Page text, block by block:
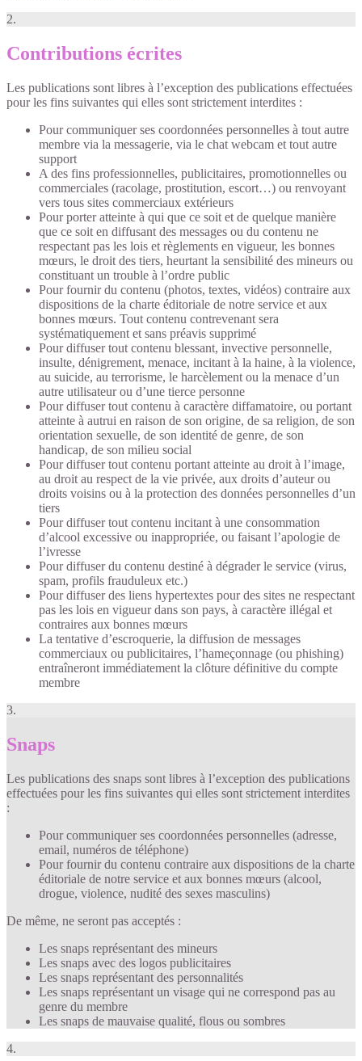
2.
Contributions écrites
Les publications sont libres à l’exception des publications effectuées
pour les fins suivantes qui elles sont strictement interdites :
Pour communiquer ses coordonnées personnelles à tout autre
membre via la messagerie, via le chat webcam et tout autre
support
A des fins professionnelles, publicitaires, promotionnelles ou
commerciales (racolage, prostitution, escort…) ou renvoyant
vers tous sites commerciaux extérieurs
Pour porter atteinte à qui que ce soit et de quelque manière
que ce soit en diffusant des messages ou du contenu ne
respectant pas les lois et règlements en vigueur, les bonnes
mœurs, le droit des tiers, heurtant la sensibilité des mineurs ou
constituant un trouble à l’ordre public
Pour fournir du contenu (photos, textes, vidéos) contraire aux
dispositions de la charte éditoriale de notre service et aux
bonnes mœurs. Tout contenu contrevenant sera
systématiquement et sans préavis supprimé
Pour diffuser tout contenu blessant, invective personnelle,
insulte, dénigrement, menace, incitant à la haine, à la violence,
au suicide, au terrorisme, le harcèlement ou la menace d’un
autre utilisateur ou d’une tierce personne
Pour diffuser tout contenu à caractère diffamatoire, ou portant
atteinte à autrui en raison de son origine, de sa religion, de son
orientation sexuelle, de son identité de genre, de son
handicap, de son milieu social
Pour diffuser tout contenu portant atteinte au droit à l’image,
au droit au respect de la vie privée, aux droits d’auteur ou
droits voisins ou à la protection des données personnelles d’un
tiers
Pour diffuser tout contenu incitant à une consommation
d’alcool excessive ou inappropriée, ou faisant l’apologie de
l’ivresse
Pour diffuser du contenu destiné à dégrader le service (virus,
spam, profils frauduleux etc.)
Pour diffuser des liens hypertextes pour des sites ne respectant
pas les lois en vigueur dans son pays, à caractère illégal et
contraires aux bonnes mœurs
La tentative d’escroquerie, la diffusion de messages
commerciaux ou publicitaires, l’hameçonnage (ou phishing)
entraîneront immédiatement la clôture définitive du compte
membre
3.
Snaps
Les publications des snaps sont libres à l’exception des publications
effectuées pour les fins suivantes qui elles sont strictement interdites
:
Pour communiquer ses coordonnées personnelles (adresse,
email, numéros de téléphone)
Pour fournir du contenu contraire aux dispositions de la charte
éditoriale de notre service et aux bonnes mœurs (alcool,
drogue, violence, nudité des sexes masculins)
De même, ne seront pas acceptés :
Les snaps représentant des mineurs
Les snaps avec des logos publicitaires
Les snaps représentant des personnalités
Les snaps représentant un visage qui ne correspond pas au
genre du membre
Les snaps de mauvaise qualité, flous ou sombres
4.